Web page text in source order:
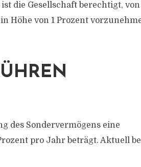
die Gesellschaft berechtigt,
Höhe von 1 Prozent
des Sondervermögens eine
pro Jahr beträgt. Aktuell